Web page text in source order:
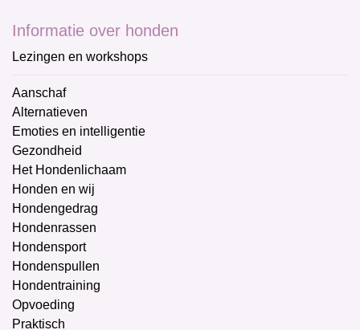
Informatie over honden
Lezingen en workshops
Aanschaf
Alternatieven
Emoties en intelligentie
Gezondheid
Het Hondenlichaam
Honden en wij
Hondengedrag
Hondenrassen
Hondensport
Hondenspullen
Hondentraining
Opvoeding
Praktisch